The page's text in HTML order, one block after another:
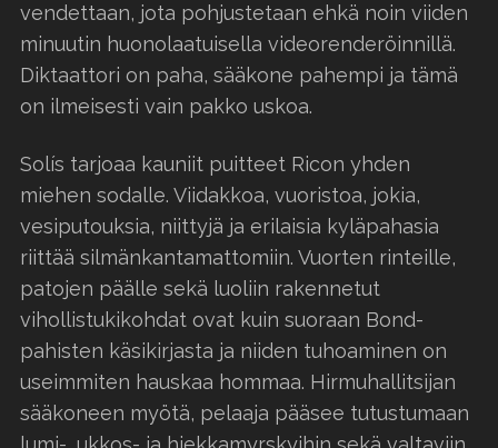
vendettaan, jota pohjustetaan ehkä noin viiden
minuutin huonolaatuisella videorenderöinnillä.
Diktaattori on paha, sääkone pahempi ja tämä
on ilmeisesti vain pakko uskoa.
Solís tarjoaa kauniit puitteet Ricon yhden
miehen sodalle. Viidakkoa, vuoristoa, jokia,
vesiputouksia, niittyjä ja erilaisia kyläpahasia
riittää silmänkantamattomiin. Vuorten rinteille,
patojen päälle sekä luoliin rakennetut
vihollistukikohdat ovat kuin suoraan Bond-
pahisten käsikirjasta ja niiden tuhoaminen on
useimmiten hauskaa hommaa. Hirmuhallitsijan
sääkoneen myötä, pelaaja pääsee tutustumaan